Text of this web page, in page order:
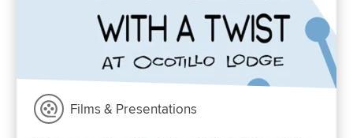
Films & Presentations